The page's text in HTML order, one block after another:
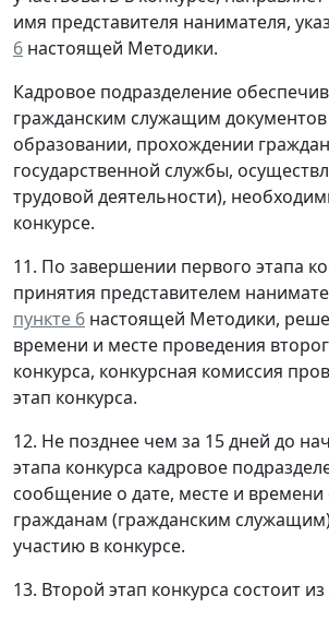
имя представителя нанимателя,
6 настоящей Методики.
Кадровое подразделение
гражданским служащим
образовании, прохождении
государственной службы,
трудовой деятельности),
конкурсе.
11. По завершении первого этапа
принятия представителем
пункте 6 настоящей Методики,
времени и месте проведения
конкурса, конкурсная комиссия
этап конкурса.
12. Не позднее чем за 15 дней до
этапа конкурса кадровое
сообщение о дате, месте и времени
гражданам (гражданским
участию в конкурсе.
13. Второй этап конкурса состоит из